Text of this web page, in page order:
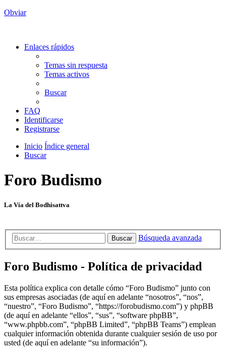
Obviar
Enlaces rápidos
Temas sin respuesta
Temas activos
Buscar
FAQ
Identificarse
Registrarse
Inicio Índice general
Buscar
Foro Budismo
La Vía del Bodhisattva
Buscar Búsqueda avanzada
Foro Budismo - Política de privacidad
Esta política explica con detalle cómo “Foro Budismo” junto con
sus empresas asociadas (de aquí en adelante “nosotros”, “nos”,
“nuestro”, “Foro Budismo”, “https://forobudismo.com”) y phpBB
(de aquí en adelante “ellos”, “sus”, “software phpBB”,
“www.phpbb.com”, “phpBB Limited”, “phpBB Teams”) emplean
cualquier información obtenida durante cualquier sesión de uso por
usted (de aquí en adelante “su información”).